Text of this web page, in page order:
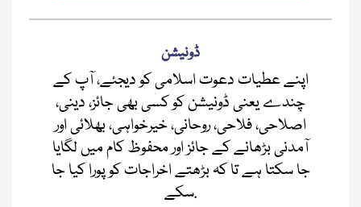
ڈونیشن
اپنے عطیات دعوت اسلامی کو دیجئے، آپ کے
چندے یعنی ڈونیشن کو کسی بھی جائز، دینی،
اصلاحی، فلاحی، روحانی، خیرخواہی، بھلائی اور
آمدنی بڑھانے کے جائز اور محفوظ کام میں لگایا
جا سکتا ہے تا کہ بڑھتے اخراجات کو پورا کیا جا
سکے.